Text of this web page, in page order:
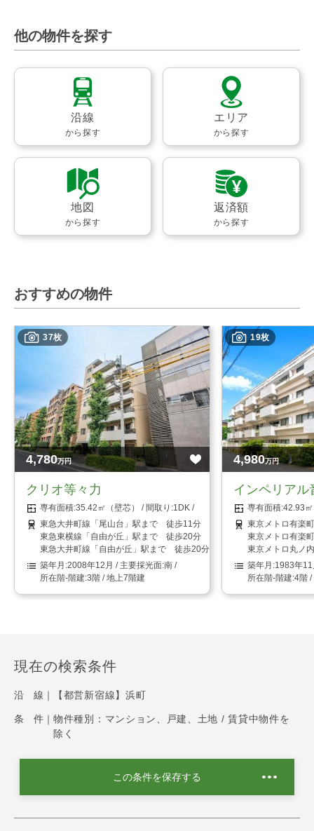
他の物件を探す
沿線
から探す
エリア
から探す
地図
から探す
返済額
から探す
おすすめの物件
37枚
4,780万円
クリオ等々力
35.42㎡（壁芯）
1DK
東急大井町線「尾山台」駅まで 徒歩11分
東急東横線「自由が丘」駅まで 徒歩20分
東急大井町線「自由が丘」駅まで 徒歩20分
2008年12月
南
3階 / 地上7階建
19枚
4,980万円
インペリアル
42.93
東京メトロ有楽
東京メトロ有楽
東京メトロ丸ノ
1983年11
4階 /
現在の検索条件
沿 線｜ 【都営新宿線】浜町
条 件｜ 物件種別：マンション、戸建、土地 / 賃貸中物件を
除く
この条件を保存する